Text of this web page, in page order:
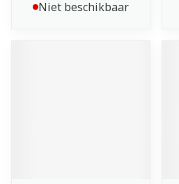
Niet beschikbaar